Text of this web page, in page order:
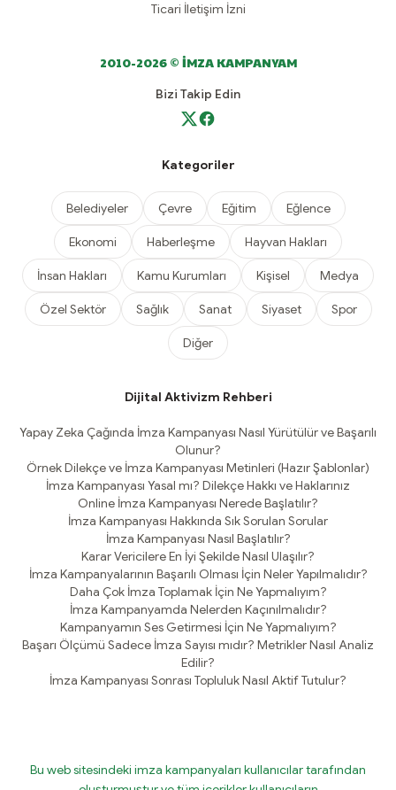
Ticari İletişim İzni
2010-2026 © İMZA KAMPANYAM
Bizi Takip Edin
Kategoriler
Belediyeler Çevre Eğitim Eğlence
Ekonomi Haberleşme Hayvan Hakları
İnsan Hakları Kamu Kurumları Kişisel Medya
Özel Sektör Sağlık Sanat Siyaset Spor
Diğer
Dijital Aktivizm Rehberi
Yapay Zeka Çağında İmza Kampanyası Nasıl Yürütülür ve Başarılı
Olunur?
Örnek Dilekçe ve İmza Kampanyası Metinleri (Hazır Şablonlar)
İmza Kampanyası Yasal mı? Dilekçe Hakkı ve Haklarınız
Online İmza Kampanyası Nerede Başlatılır?
İmza Kampanyası Hakkında Sık Sorulan Sorular
İmza Kampanyası Nasıl Başlatılır?
Karar Vericilere En İyi Şekilde Nasıl Ulaşılır?
İmza Kampanyalarının Başarılı Olması İçin Neler Yapılmalıdır?
Daha Çok İmza Toplamak İçin Ne Yapmalıyım?
İmza Kampanyamda Nelerden Kaçınılmalıdır?
Kampanyamın Ses Getirmesi İçin Ne Yapmalıyım?
Başarı Ölçümü Sadece İmza Sayısı mıdır? Metrikler Nasıl Analiz
Edilir?
İmza Kampanyası Sonrası Topluluk Nasıl Aktif Tutulur?
Bu web sitesindeki imza kampanyaları kullanıcılar tarafından